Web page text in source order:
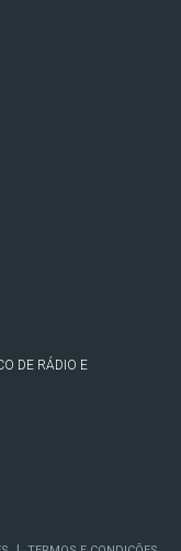
DE RÁDIO E